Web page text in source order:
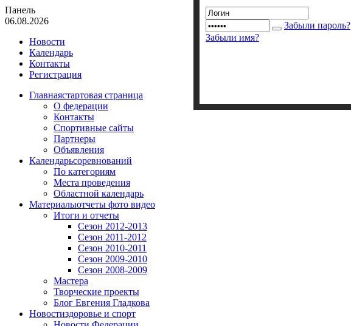
Забыли пароль?
Забыли имя?
Панель
06.08.2026
Новости
Календарь
Контакты
Регистрация
Главнаястартовая страница
О федерации
Контакты
Спортивные сайты
Партнеры
Объявления
Календарьсоревнований
По категориям
Места проведения
Областной календарь
Материалыотчеты фото видео
Итоги и отчеты
Сезон 2012-2013
Сезон 2011-2012
Сезон 2010-2011
Сезон 2009-2010
Сезон 2008-2009
Мастера
Творческие проекты
Блог Евгения Гладкова
Новостиздоровье и спорт